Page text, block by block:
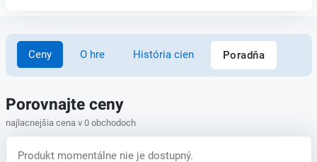
Ceny O hre História cien Poradňa
Porovnajte ceny
najlacnejšia cena v 0 obchodoch
Produkt momentálne nie je dostupný.